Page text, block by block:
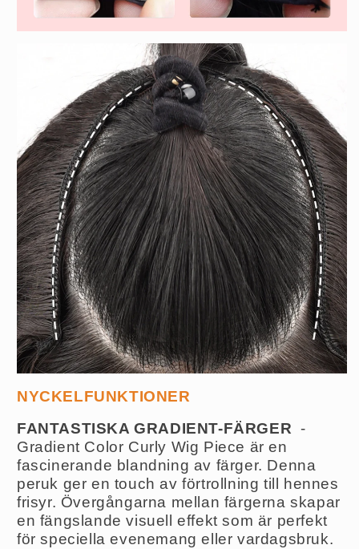
NYCKELFUNKTIONER
FANTASTISKA GRADIENT-FÄRGER -
Gradient Color Curly Wig Piece är en
fascinerande blandning av färger. Denna
peruk ger en touch av förtrollning till hennes
frisyr. Övergångarna mellan färgerna skapar
en fängslande visuell effekt som är perfekt
för speciella evenemang eller vardagsbruk.